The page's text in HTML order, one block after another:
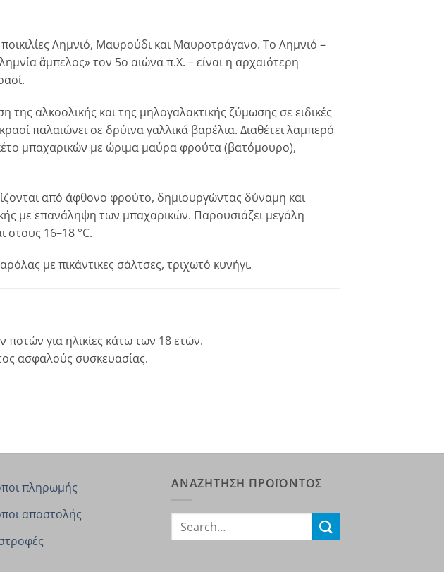
ποικιλίες Λημνιό, Μαυρούδι και Μαυροτράγανο. Το Λημνιό –
ἄμπελος» τον 5ο αιώνα π.Χ. – είναι η αρχαιότερη
αλκοολικής και της μηλογαλακτικής ζύμωσης σε ειδικές
παλαιώνει σε δρύινα γαλλικά βαρέλια. Διαθέτει λαμπερό
μπαχαρικών με ώριμα μαύρα φρούτα (βατόμουρο),
από άφθονο φρούτο, δημιουργώντας δύναμη και
με επανάληψη των μπαχαρικών. Παρουσιάζει μεγάλη
στους 16–18 °C.
με πικάντικες σάλτσες, τριχωτό κυνήγι.
για ηλικίες κάτω των 18 ετών.
ασφαλούς συσκευασίας.
πληρωμής
αποστολής
ΑΝΑΖΗΤΗΣΗ ΠΡΟΪΟΝΤΟΣ
Search
for: